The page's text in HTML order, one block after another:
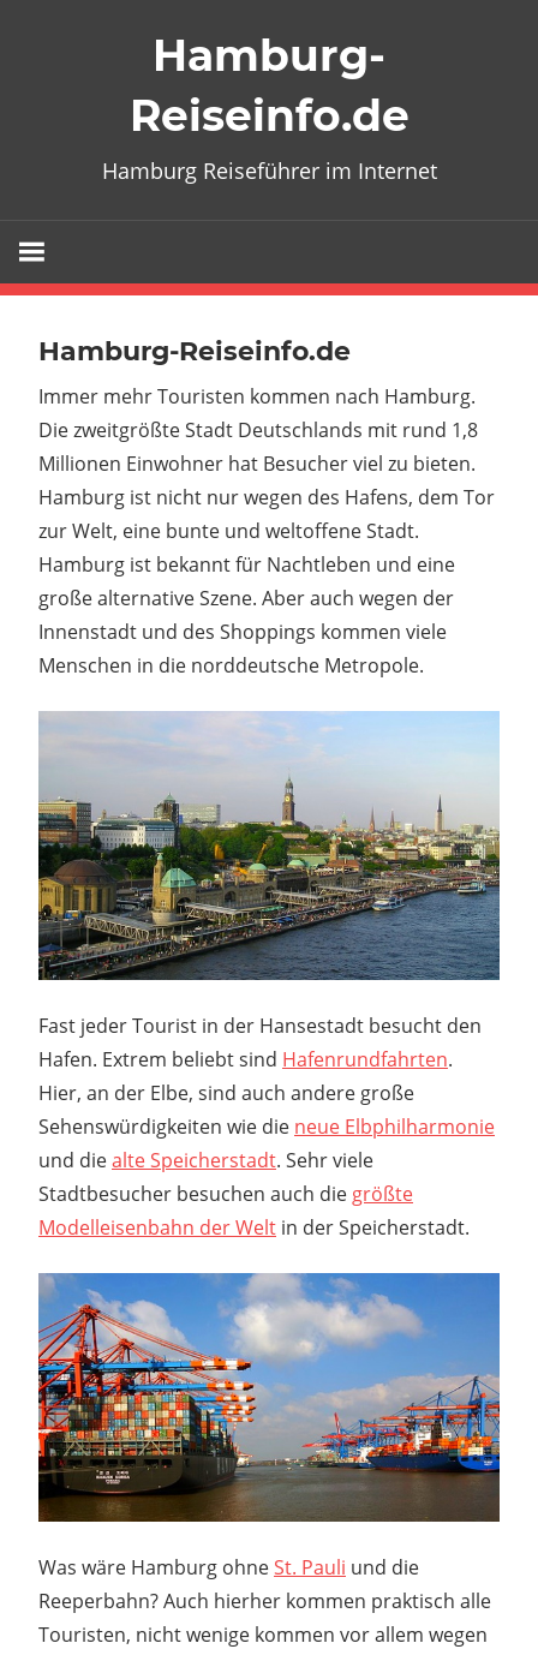
Hamburg-
Reiseinfo.de
Hamburg Reiseführer im Internet
Hamburg-Reiseinfo.de
Immer mehr Touristen kommen nach Hamburg.
Die zweitgrößte Stadt Deutschlands mit rund 1,8
Millionen Einwohner hat Besucher viel zu bieten.
Hamburg ist nicht nur wegen des Hafens, dem Tor
zur Welt, eine bunte und weltoffene Stadt.
Hamburg ist bekannt für Nachtleben und eine
große alternative Szene. Aber auch wegen der
Innenstadt und des Shoppings kommen viele
Menschen in die norddeutsche Metropole.
Fast jeder Tourist in der Hansestadt besucht den
Hafen. Extrem beliebt sind Hafenrundfahrten.
Hier, an der Elbe, sind auch andere große
Sehenswürdigkeiten wie die neue Elbphilharmonie
und diealte Speicherstadt. Sehr viele
Stadtbesucher besuchen auch die größte
Modelleisenbahn der Welt in der Speicherstadt.
Was wäre Hamburg ohneSt. Pauli und die
Reeperbahn? Auch hierher kommen praktisch alle
Touristen, nicht wenige kommen vor allem wegen